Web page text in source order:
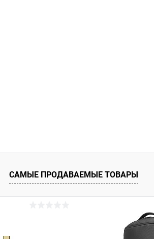
САМЫЕ ПРОДАВАЕМЫЕ ТОВАРЫ